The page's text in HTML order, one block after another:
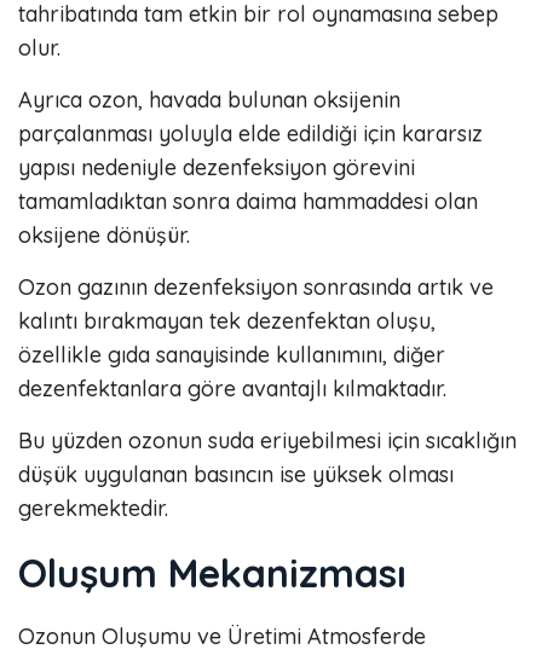
tahribatında tam etkin bir rol oynamasına sebep
olur.
Ayrıca ozon, havada bulunan oksijenin
parçalanması yoluyla elde edildiği için kararsız
yapısı nedeniyle dezenfeksiyon görevini
tamamladıktan sonra daima hammaddesi olan
oksijene dönüşür.
Ozon gazının dezenfeksiyon sonrasında artık ve
kalıntı bırakmayan tek dezenfektan oluşu,
özellikle gıda sanayisinde kullanımını, diğer
dezenfektanlara göre avantajlı kılmaktadır.
Bu yüzden ozonun suda eriyebilmesi için sıcaklığın
düşük uygulanan basıncın ise yüksek olması
gerekmektedir.
Oluşum Mekanizması
Ozonun Oluşumu ve Üretimi Atmosferde